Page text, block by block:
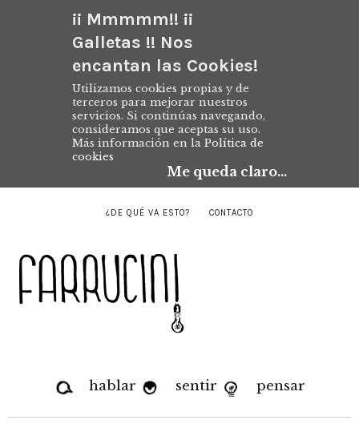
¡¡ Mmmmm!! ¡¡
Galletas !! Nos
encantan las Cookies!
Utilizamos cookies propias y de
terceros para mejorar nuestros
servicios. Si continúas navegando,
consideramos que aceptas su uso.
Más información en la Política de
cookies
Me queda claro...
¿DE QUÉ VA ESTO? CONTACTO
hablar sentir pensar